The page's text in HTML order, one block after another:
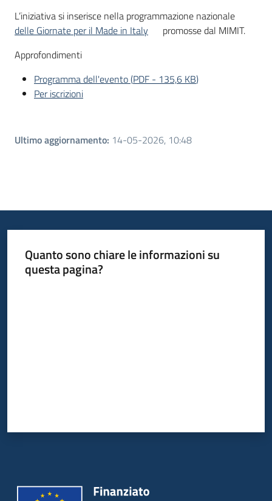
L’iniziativa si inserisce nella programmazione nazionale
delle Giornate per il Made in Italy
promosse dal MIMIT.
Approfondimenti
Programma dell'evento(PDF - 135,6 KB)
Per iscrizioni
Ultimo aggiornamento: 14-05-2026, 10:48
Quanto sono chiare le informazioni su
questa pagina?